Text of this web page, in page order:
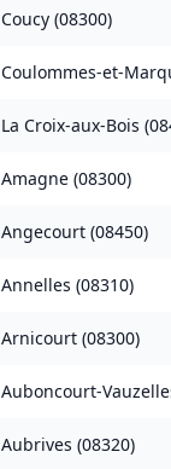
Coucy (08300)
Coulommes-et-
La Croix-aux-Bois (
Amagne (08300)
Angecourt (08450)
Annelles (08310)
Arnicourt (08300)
Auboncourt-
Aubrives (08320)